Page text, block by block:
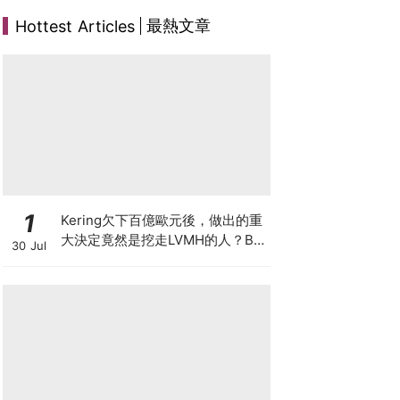
Hottest Articles 最熱文章
1
30 Jul
Kering欠下百億歐元後，做出的重
大決定竟然是挖走LVMH的人？BV